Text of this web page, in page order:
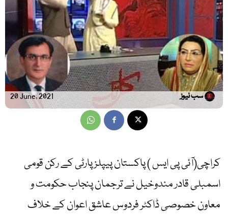
20 June, 2021 سب نیوز
کراچی(آئی پی ایس ) پاکستان پیپلز پارٹی کے رکن قومی
اسمبلی قادر مندوخیل نے ترجمان پنجاب حکومت و
معاون خصوصی ڈاکٹر فردوس عاشق اعوان کے خلاف